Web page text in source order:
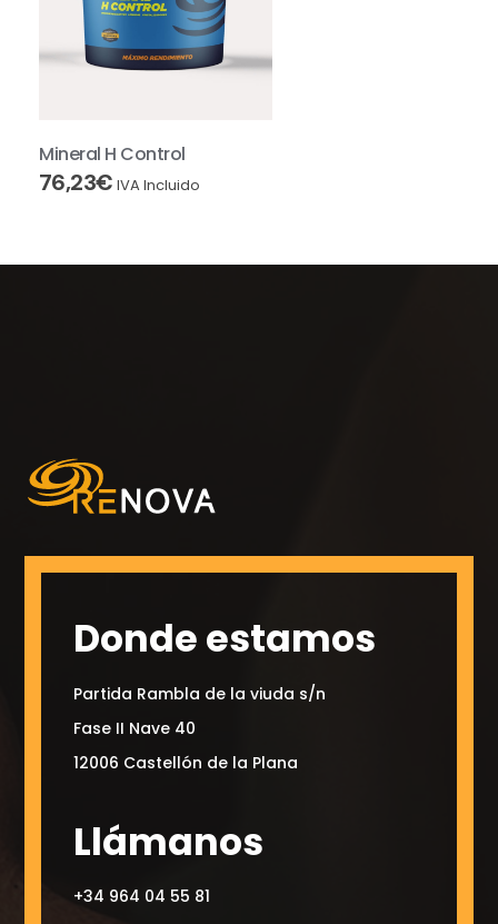
Mineral H Control
76,23€ IVA Incluido
Donde estamos
Partida Rambla de la viuda s/n
Fase II Nave 40
12006 Castellón de la Plana
Llámanos
+34 964 04 55 81